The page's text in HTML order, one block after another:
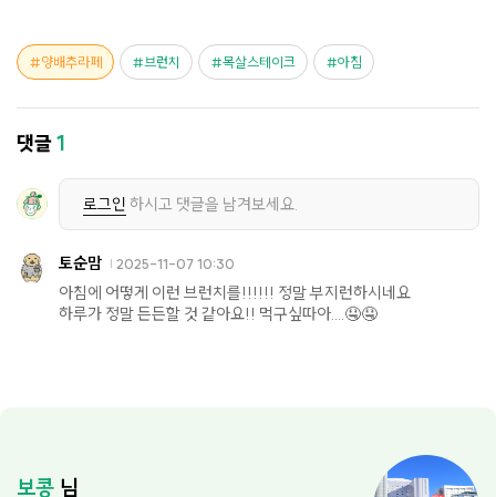
양배추라페 브런치 목살스테이크 아침
댓글1
로그인 하시고 댓글을 남겨보세요.
토순맘 2025-11-07 10:30
아침에 어떻게 이런 브런치를!!!!!! 정말 부지런하시네요
하루가 정말 든든할 것 같아요!! 먹구싶따아....🤤🤤
보콩 님